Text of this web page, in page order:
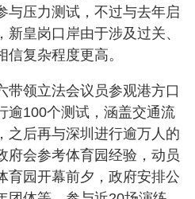
与压力测试，不过与去年启
皇岗口岸由于涉及过关、
复杂程度更高。
带领立法会议员参观港方口
逾100个测试，涵盖交通流
之后再与深圳进行逾万人的
府会参考体育园经验，动员
育园开幕前夕，政府安排公